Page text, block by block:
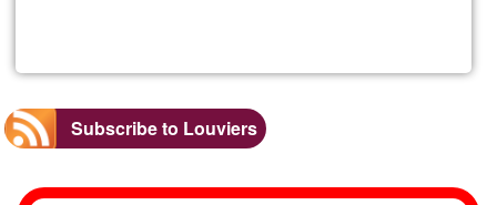
Gites
Subscribe to Louviers